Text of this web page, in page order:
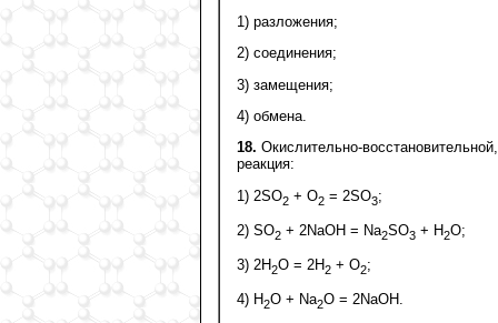
1) разложения;
2) соединения;
3) замещения;
4) обмена.
18. Окислительно-
реакция:
1) 2SО2 + О2 = 2SО3;
2) SO2 + 2NаОН = Na2SО3 + Н2О;
3) 2Н2О = 2H2 + O2;
4) Н2О + Na2О = 2NaOH.